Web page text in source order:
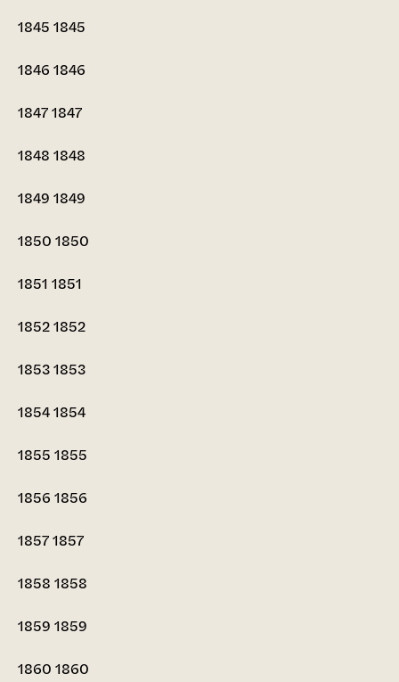
1845 1845
1846 1846
18471847
1848 1848
1849 1849
1850 1850
1851 1851
18521852
18531853
18541854
1855 1855
1856 1856
18571857
1858 1858
1859 1859
1860 1860